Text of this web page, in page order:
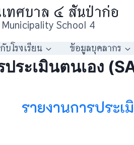
เทศบาล ๔ สันป่าก่อ
Municipality School 4
บโรงเรียน ข้อมูลบุคลากร
ระเมินตนเอง
รายงานการประเ